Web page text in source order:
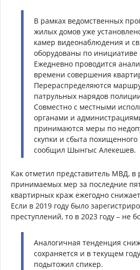
В рамках ведомственных
жилых домов уже
камер видеонаблюдения и
оборудованы по инициативе
Ежедневно проводится
времени совершения
Перераспределяются
патрульных нарядов
Совместно с местными
органами и
принимаются меры по
скупки и сбыта
сообщил Шынгыс Алекешев.
Как отметил представитель МВД, в
принимаемых мер за последние
квартирных краж ежегодно
Если в 2019 году было
преступлений, то в 2023 году – не
Аналогичная тенденция
сохраняется и в текущем
подытожил спикер.